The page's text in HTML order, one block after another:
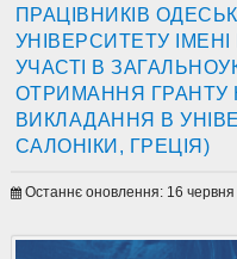
ПРАЦІВНИКІВ
УНІВЕРСИТЕТУ
УЧАСТІ В
ОТРИМАННЯ ГРАНТУ
ВИКЛАДАННЯ В
САЛОНІКИ, ГРЕЦІЯ)
Останнє оновлення: 16